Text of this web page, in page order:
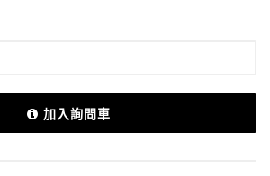
加入詢問車